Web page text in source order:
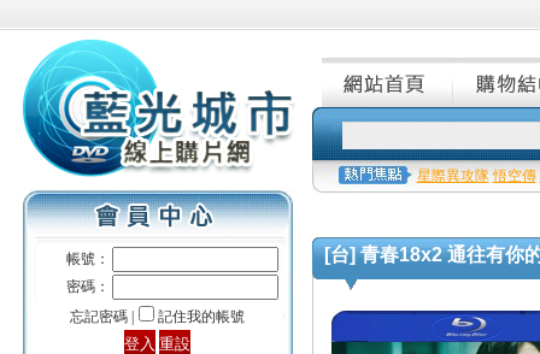
帳號：
密碼：
忘記密碼 |
記住我的帳號
星際異攻隊 悟空傳
[台] 青春18x2 通往有你